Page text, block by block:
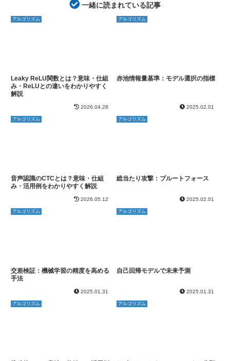
一緒に読まれている記事
アルゴリズム
Leaky ReLU関数とは？意味・仕組
み・ReLUとの違いをわかりやすく
解説
2026.04.28
アルゴリズム
赤池情報量基準：モデル選択の指標
2025.02.01
アルゴリズム
音声認識のCTCとは？意味・仕組
み・活用例をわかりやすく解説
2026.05.12
アルゴリズム
総当たり攻撃：ブルートフォース
2025.02.01
アルゴリズム
交差検証：機械学習の精度を高める
手法
2025.01.31
アルゴリズム
自己回帰モデルで未来予測
2025.01.31
アルゴリズム アルゴリズム